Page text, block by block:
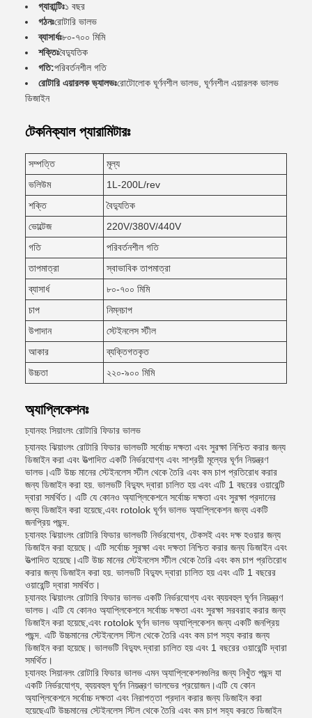
গ্যারান্টিঃ১ বছর
গঠনঃরোটারি ভালভ
ব্যাসার্ধঃ৮০-৭০০ মিমি
শক্তিঃবৈদ্যুতিক
গতি:পরিবর্তনশীল গতি
রোটারি এয়ারলক ভ্যালভঃরোটোলোক ঘূর্ণনশীল ভালভ, ঘূর্ণনশীল এয়ারলক ভালভ
ডিজাইন
টেকনিক্যাল প্যারামিটারঃ
সম্পত্তি
মূল্য
ভলিউম
1L-200L/rev
শক্তি
বৈদ্যুতিক
ভোল্টেজ
220V/380V/440V
গতি
পরিবর্তনশীল গতি
তাপমাত্রা
স্বাভাবিক তাপমাত্রা
ব্যাসার্ধ
৮০-৭০০ মিমি
চাপ
নিম্নচাপ
উপাদান
স্টেইনলেস স্টীল
আকার
ব্যক্তিগতকৃত
উচ্চতা
২২০-৯০০ মিমি
অ্যাপ্লিকেশনঃ
চ্যানহং সিয়াংলং রোটারি ফিডার ভালভ
চ্যানহং ঝিয়াংলং রোটারি ফিডার ভালভটি সর্বোচ্চ দক্ষতা এবং সুরক্ষা নিশ্চিত করার জন্য
ডিজাইন করা এবং উত্পাদিত একটি নির্ভরযোগ্য এবং সাশ্রয়ী মূল্যের ঘূর্ণন নিয়ন্ত্রণ
ভালভ।এটি উচ্চ মানের স্টেইনলেস স্টীল থেকে তৈরি এবং কম চাপ প্রতিরোধ করার
জন্য ডিজাইন করা হয়. ভালভটি বিদ্যুৎ দ্বারা চালিত হয় এবং এটি 1 বছরের ওয়ারেন্টি
দ্বারা সমর্থিত। এটি যে কোনও অ্যাপ্লিকেশনে সর্বোচ্চ দক্ষতা এবং সুরক্ষা প্রদানের
জন্য ডিজাইন করা হয়েছে,এবং rotolok ঘূর্ণন ভালভ অ্যাপ্লিকেশন জন্য একটি
জনপ্রিয় পছন্দ.
চ্যানহং ঝিয়াংলং রোটারি ফিডার ভালভটি নির্ভরযোগ্য, টেকসই এবং দক্ষ হওয়ার জন্য
ডিজাইন করা হয়েছে। এটি সর্বোচ্চ সুরক্ষা এবং দক্ষতা নিশ্চিত করার জন্য ডিজাইন এবং
উত্পাদিত হয়েছে।এটি উচ্চ মানের স্টেইনলেস স্টীল থেকে তৈরি এবং কম চাপ প্রতিরোধ
করার জন্য ডিজাইন করা হয়. ভালভটি বিদ্যুৎ দ্বারা চালিত হয় এবং এটি 1 বছরের
ওয়ারেন্টি দ্বারা সমর্থিত।
চ্যানহং ঝিয়াংলং রোটারি ফিডার ভালভ একটি নির্ভরযোগ্য এবং ব্যয়বহুল ঘূর্ণন নিয়ন্ত্রণ
ভালভ। এটি যে কোনও অ্যাপ্লিকেশনে সর্বোচ্চ দক্ষতা এবং সুরক্ষা সরবরাহ করার জন্য
ডিজাইন করা হয়েছে,এবং rotolok ঘূর্ণন ভালভ অ্যাপ্লিকেশন জন্য একটি জনপ্রিয়
পছন্দ. এটি উচ্চমানের স্টেইনলেস স্টিল থেকে তৈরি এবং কম চাপ সহ্য করার জন্য
ডিজাইন করা হয়েছে। ভালভটি বিদ্যুৎ দ্বারা চালিত হয় এবং 1 বছরের ওয়ারেন্টি দ্বারা
সমর্থিত।
চ্যানহং সিয়ানলং রোটারি ফিডার ভালভ এমন অ্যাপ্লিকেশনগুলির জন্য নিখুঁত পছন্দ যা
একটি নির্ভরযোগ্য, ব্যয়বহুল ঘূর্ণন নিয়ন্ত্রণ ভালভের প্রয়োজন।এটি যে কোন
অ্যাপ্লিকেশনে সর্বোচ্চ দক্ষতা এবং নিরাপত্তা প্রদান করার জন্য ডিজাইন করা
হয়েছেএটি উচ্চমানের স্টেইনলেস স্টিল থেকে তৈরি এবং কম চাপ সহ্য করতে ডিজাইন